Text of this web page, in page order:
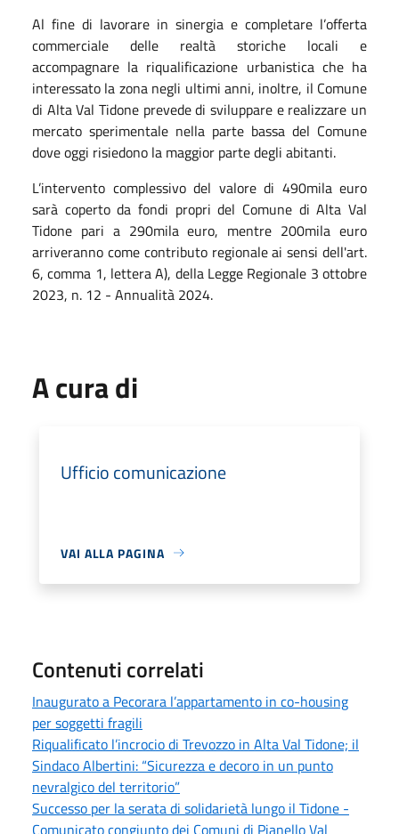
Al fine di lavorare in sinergia e completare l’offerta
commerciale delle realtà storiche locali e
accompagnare la riqualificazione urbanistica che ha
interessato la zona negli ultimi anni, inoltre, il Comune
di Alta Val Tidone prevede di sviluppare e realizzare un
mercato sperimentale nella parte bassa del Comune
dove oggi risiedono la maggior parte degli abitanti.
L’intervento complessivo del valore di 490mila euro
sarà coperto da fondi propri del Comune di Alta Val
Tidone pari a 290mila euro, mentre 200mila euro
arriveranno come contributo regionale ai sensi dell'art.
6, comma 1, lettera A), della Legge Regionale 3 ottobre
2023, n. 12 - Annualità 2024.
A cura di
Ufficio comunicazione
VAI ALLA PAGINA
Contenuti correlati
Inaugurato a Pecorara l’appartamento in co-housing
per soggetti fragili
Riqualificato l’incrocio di Trevozzo in Alta Val Tidone; il
Sindaco Albertini: “Sicurezza e decoro in un punto
nevralgico del territorio”
Successo per la serata di solidarietà lungo il Tidone -
Comunicato congiunto dei Comuni di Pianello Val